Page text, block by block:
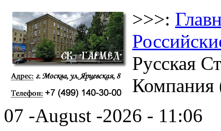
>>>:
Русская
07 -August -2026 - 11:06